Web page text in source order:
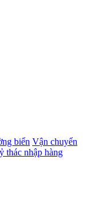
biển Vận chuyển
thác nhập hàng